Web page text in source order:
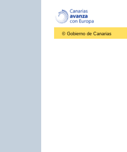
© Gobierno de Canarias